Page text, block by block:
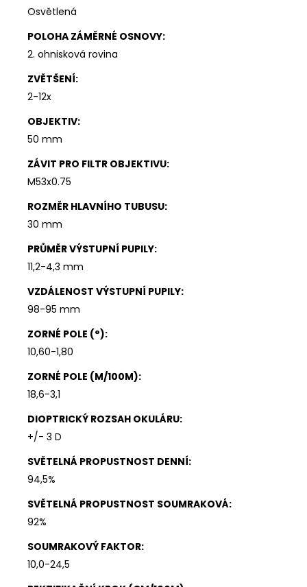
Osvětlená
POLOHA ZÁMĚRNÉ OSNOVY:
2. ohnisková rovina
ZVĚTŠENÍ:
2-12x
OBJEKTIV:
50 mm
ZÁVIT PRO FILTR OBJEKTIVU:
M53x0.75
ROZMĚR HLAVNÍHO TUBUSU:
30 mm
PRŮMĚR VÝSTUPNÍ PUPILY:
11,2-4,3 mm
VZDÁLENOST VÝSTUPNÍ PUPILY:
98-95 mm
ZORNÉ POLE (°):
10,60-1,80
ZORNÉ POLE (M/100M):
18,6-3,1
DIOPTRICKÝ ROZSAH OKULÁRU:
+/- 3 D
SVĚTELNÁ PROPUSTNOST DENNÍ:
94,5%
SVĚTELNÁ PROPUSTNOST SOUMRAKOVÁ:
92%
SOUMRAKOVÝ FAKTOR:
10,0-24,5